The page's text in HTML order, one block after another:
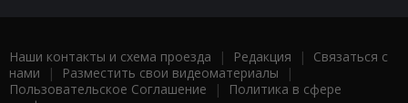
Наши контакты и схема проезда | Редакция | Связаться с
нами | Разместить свои видеоматериалы |
Пользовательское Соглашение |
Политика в сфере